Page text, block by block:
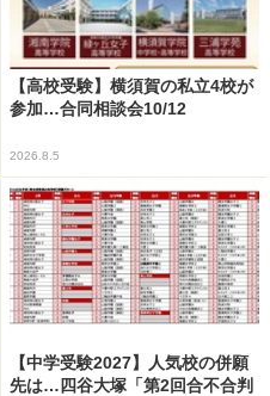
【高校受験】横須賀の私立4校が
参加…合同相談会10/12
2026.8.5
【中学受験2027】人気校の併願
先は…四谷大塚「第2回合不合判